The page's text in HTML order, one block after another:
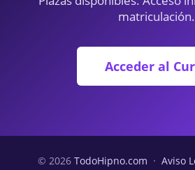
matriculación.
Acceder al
© 2026 TodoHipno.com · Aviso